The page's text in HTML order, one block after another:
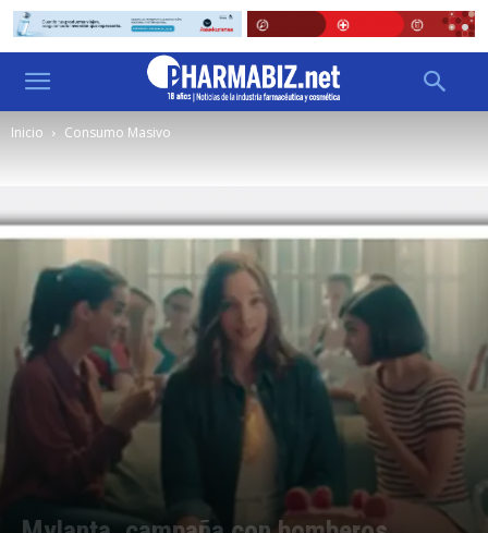
Inicio Consumo Masivo